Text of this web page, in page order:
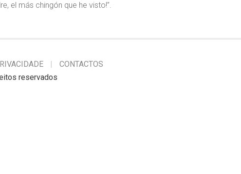
el más chingón que he visto!”.
CONTACTOS
reservados